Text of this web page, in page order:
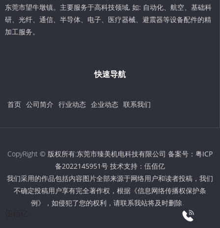
东莞市望牛墩镇。主要服务于高科技领域, 如: 自动化、航空、基础科
研、光纤、通信、半导体、电子、医疗器械、避震器等设备配件的精
加工服务。
快速导航
首页 公司简介 行业动态 企业动态 联系我们
CopyRight © 版权所有:东莞市臻美机电科技有限公司 备案号： 粤ICP
备2022145951号 技术支持： 伍佰亿
我们采用的作品包括内容图片全部来源于网络用户和读者投稿，我们
不确定投稿用户享有完全著作权，根据《信息网络传播权保护条
例》，如侵犯了您的权利，请联系我站将及时删除。